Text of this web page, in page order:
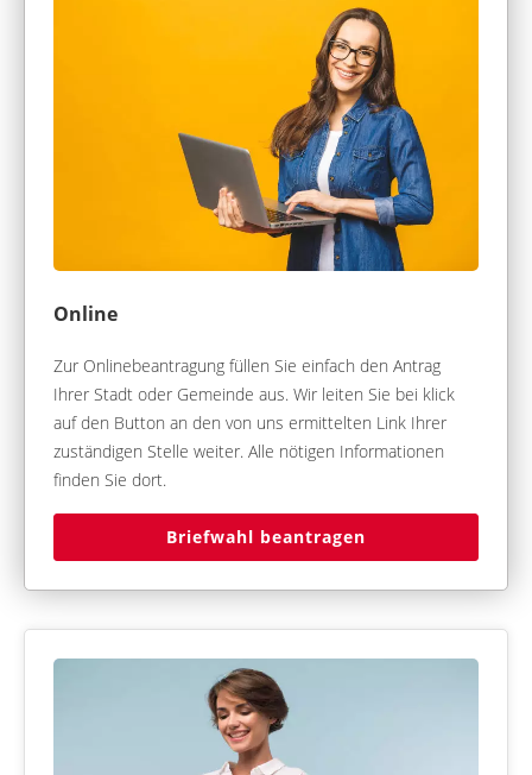
Online
Zur Onlinebeantragung füllen Sie einfach den Antrag
Ihrer Stadt oder Gemeinde aus. Wir leiten Sie bei klick
auf den Button an den von uns ermittelten Link Ihrer
zuständigen Stelle weiter. Alle nötigen Informationen
finden Sie dort.
Briefwahl beantragen